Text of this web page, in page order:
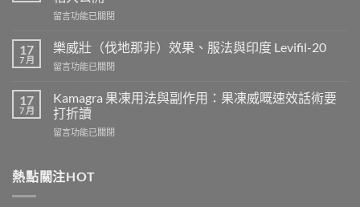
用
威
鋼
導
不
孕
嗎？
實
證
在
常
人
吃
利
士
怎
位
留言功能已關閉
17
7 月
樂威壯（伐地那非）效果、服法與印度 Levifil-20
在
威
壯
（伐
地
效
留言功能已關閉
17
7 月
Kamagra 果凍用法與副作用：果凍威嘅速效話術要
打折讀
在
凍
用
留言功能已關閉
熱點關注HOT